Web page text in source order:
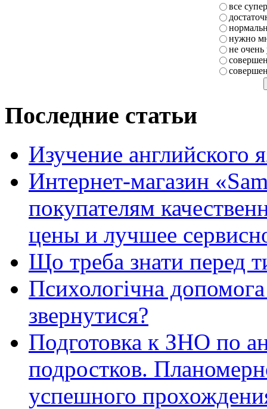
все супер
нужно
не очень
Последние статьи
Изучение английского
Интернет-магазин
покупателям
цены и лучшее
Що треба знати перед
Психологічна
звернутися?
Подготовка к ЗНО по
подростков.
успешного